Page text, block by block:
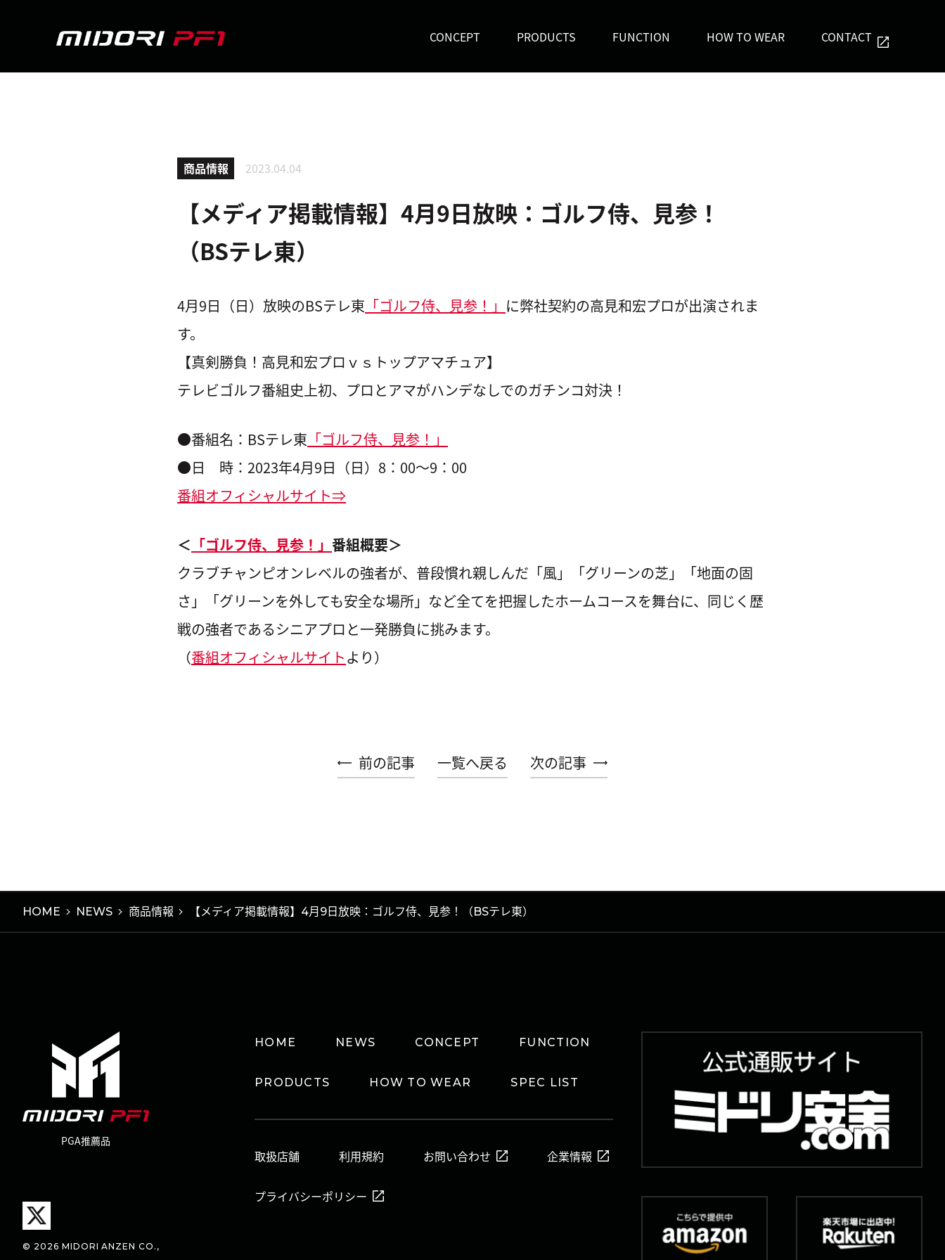
CONCEPT PRODUCTS FUNCTION HOW TO WEAR CONTACT
商品情報 2023.04.04
【メディア掲載情報】4月9日放映：ゴルフ侍、見参！
（BSテレ東）
4月9日（日）放映のBSテレ東 「ゴルフ侍、見参！」 に弊社契約の高見和宏プロが出演されま
す。
【真剣勝負！高見和宏プロｖｓトップアマチュア】
テレビゴルフ番組史上初、プロとアマがハンデなしでのガチンコ対決！
●番組名：BSテレ東 「ゴルフ侍、見参！」
●日 時：2023年4月9日（日）8：00～9：00
番組オフィシャルサイト⇒
＜ 「ゴルフ侍、見参！」 番組概要＞
クラブチャンピオンレベルの強者が、普段慣れ親しんだ「風」「グリーンの芝」「地面の固
さ」「グリーンを外しても安全な場所」など全てを把握したホームコースを舞台に、同じく歴
戦の強者であるシニアプロと一発勝負に挑みます。
（番組オフィシャルサイトより）
前の記事 一覧へ戻る 次の記事
HOME NEWS 商品情報 【メディア掲載情報】4月9日放映：ゴルフ侍、見参！（BSテレ東）
HOME NEWS CONCEPT FUNCTION
PRODUCTS HOW TO WEAR SPEC LIST
取扱店舗 利用規約 お問い合わせ 企業情報
プライバシーポリシー
PGA推薦品
© 2026 MIDORI ANZEN CO.,